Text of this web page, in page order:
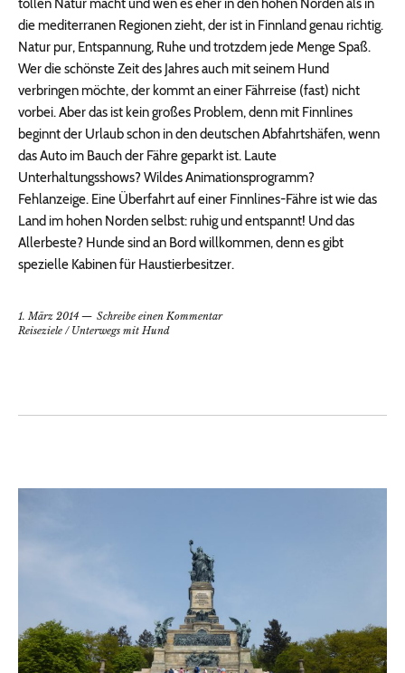
tollen Natur macht und wen es eher in den hohen Norden als in
die mediterranen Regionen zieht, der ist in Finnland genau richtig.
Natur pur, Entspannung, Ruhe und trotzdem jede Menge Spaß.
Wer die schönste Zeit des Jahres auch mit seinem Hund
verbringen möchte, der kommt an einer Fährreise (fast) nicht
vorbei. Aber das ist kein großes Problem, denn mit Finnlines
beginnt der Urlaub schon in den deutschen Abfahrtshäfen, wenn
das Auto im Bauch der Fähre geparkt ist. Laute
Unterhaltungsshows? Wildes Animationsprogramm?
Fehlanzeige. Eine Überfahrt auf einer Finnlines-Fähre ist wie das
Land im hohen Norden selbst: ruhig und entspannt! Und das
Allerbeste? Hunde sind an Bord willkommen, denn es gibt
spezielle Kabinen für Haustierbesitzer.
1. März 2014
Schreibe einen Kommentar
Reiseziele / Unterwegs mit Hund